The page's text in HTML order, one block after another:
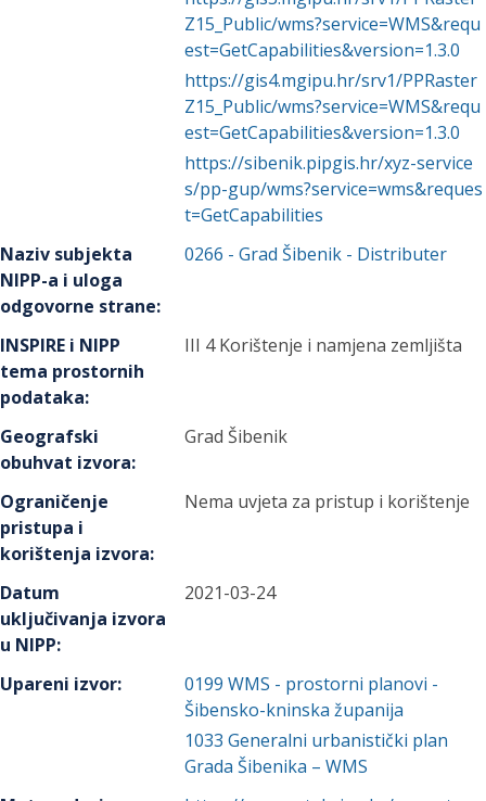
Z15_Public/wms?service=WMS&requ
est=GetCapabilities&version=1.3.0
https://gis4.mgipu.hr/srv1/PPRaster
Z15_Public/wms?service=WMS&requ
est=GetCapabilities&version=1.3.0
https://sibenik.pipgis.hr/xyz-service
s/pp-gup/wms?service=wms&reques
t=GetCapabilities
Naziv subjekta
NIPP-a i uloga
odgovorne strane:
0266 -Grad Šibenik - Distributer
INSPIRE i NIPP
tema prostornih
podataka:
III 4 Korištenje i namjena zemljišta
Geografski
obuhvat izvora:
Grad Šibenik
Ograničenje
pristupa i
korištenja izvora:
Nema uvjeta za pristup i korištenje
Datum
uključivanja izvora
u NIPP:
2021-03-24
Upareni izvor: 0199 WMS - prostorni planovi -
Šibensko-kninska županija
1033 Generalni urbanistički plan
Grada Šibenika – WMS